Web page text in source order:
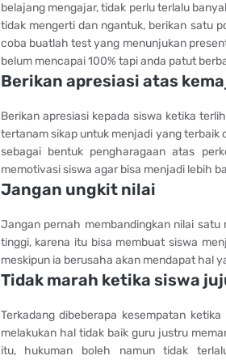
belajang mengajar, tidak perlu terlalu
tidak mengerti dan ngantuk, berikan satu
coba buatlah test yang menunjukan
belum mencapai 100% tapi anda patut
Berikan apresiasi atas
Berikan apresiasi kepada siswa ketika
tertanam sikap untuk menjadi yang terbaik
sebagai bentuk pengharagaan atas
memotivasi siswa agar bisa menjadi lebih
Jangan ungkit nilai
Jangan pernah membandingkan nilai
tinggi, karena itu bisa membuat siswa
meskipun ia berusaha akan mendapat hal
Tidak marah ketika siswa
Terkadang dibeberapa kesempatan
melakukan hal tidak baik guru justru
itu, hukuman boleh namun tidak